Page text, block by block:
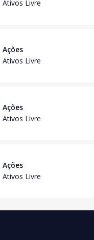
Ativos Livre
Ações
Ativos Livre
Ações
Ativos Livre
Ações
Ativos Livre